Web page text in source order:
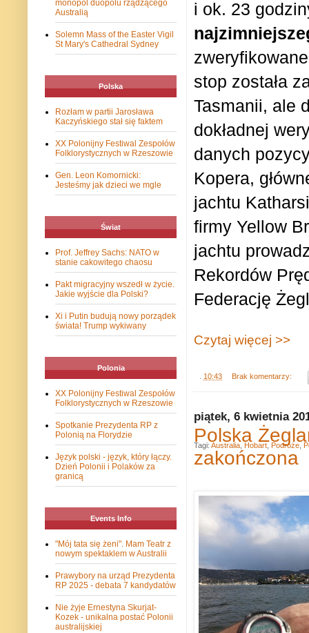
i ok. 23
stop została
Tasmanii, ale
dokładnej
danych
Kopera,
jachtu
firmy Yellow
jachtu
Rekordów
Federację
Czytaj więcej >>
10:43 Brak komentarzy:
piątek, 6 kwietnia
Polska
zakończona
Tagi: Australia Hobart Podróże
monopol duopolu rządzącego
Australią
Solemn Mass of the Easter Vigil
St Mary's Cathedral Sydney
Polska
Rozłam w partii Jarosława
Kaczyńskiego stał się faktem
XX Polonijny Festiwal Zespołów
Folklorystycznych w Rzeszowie
Gen. Leon Komornicki:
Jesteśmy jak dzieci we mgle
Świat
Prof. Jeffrey Sachs: NATO w
stanie cakowitego chaosu
Pakt migracyjny wszedł w życie.
Jakie wyjście dla Polski?
Xi i Putin budują nowy porządek
świata! Trump wykiwany
Polonia
XX Polonijny Festiwal Zespołów
Folklorystycznych w Rzeszowie
Spotkanie Prezydenta RP z
Polonią na Florydzie
Język polski - język, który łączy.
Dzień Polonii i Polaków za
granicą
Events Info
"Mój tata się żeni". Mam Teatr z
nowym spektaklem w Australii
Prawybory na urząd Prezydenta
RP 2025 - debata 7 kandydatów
Nie żyje Ernestyna Skurjat-
Kozek - unikalna postać Polonii
australijskiej